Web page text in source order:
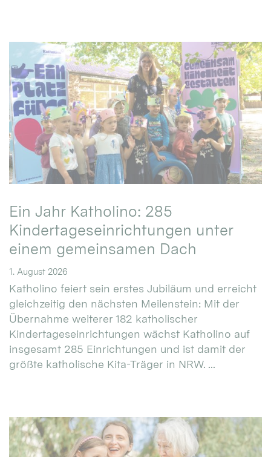
Ein Jahr Katholino: 285
Kindertageseinrichtungen unter
einem gemeinsamen Dach
1. August 2026
Katholino feiert sein erstes Jubiläum und erreicht
gleichzeitig den nächsten Meilenstein: Mit der
Übernahme weiterer 182 katholischer
Kindertageseinrichtungen wächst Katholino auf
insgesamt 285 Einrichtungen und ist damit der
größte katholische Kita-Träger in NRW. ...